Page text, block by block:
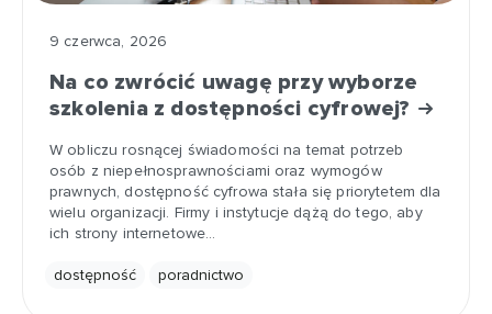
9 czerwca, 2026
Na co zwrócić uwagę przy wyborze
szkolenia z dostępności cyfrowej?
W obliczu rosnącej świadomości na temat potrzeb
osób z niepełnosprawnościami oraz wymogów
prawnych, dostępność cyfrowa stała się priorytetem dla
wielu organizacji. Firmy i instytucje dążą do tego, aby
ich strony internetowe…
dostępność poradnictwo